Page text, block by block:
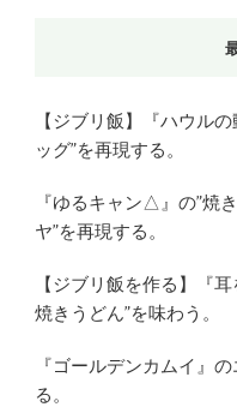
【ジブリ飯】『ハウル
ッグ”を再現する。
『ゆるキャン△』の”焼
ヤ”を再現する。
【ジブリ飯を作る】『
焼きうどん”を味わう。
『ゴールデンカムイ』
る。